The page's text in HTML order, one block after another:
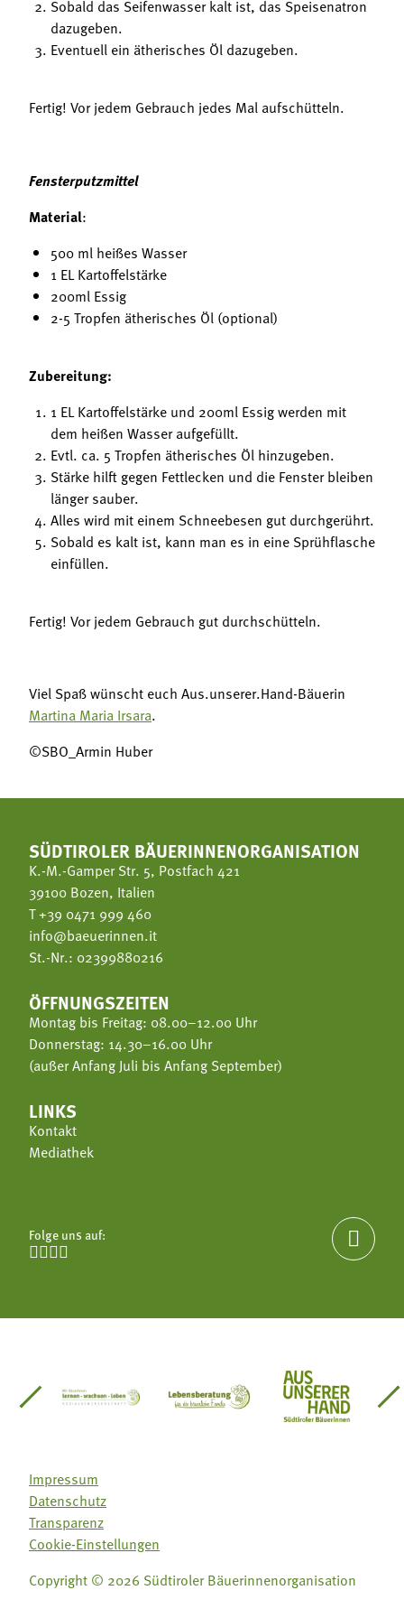
Sobald das Seifenwasser kalt ist, das Speisenatron
dazugeben.
Eventuell ein ätherisches Öl dazugeben.
Fertig! Vor jedem Gebrauch jedes Mal aufschütteln.
Fensterputzmittel
Material:
500 ml heißes Wasser
1 EL Kartoffelstärke
200ml Essig
2-5 Tropfen ätherisches Öl (optional)
Zubereitung:
1 EL Kartoffelstärke und 200ml Essig werden mit
dem heißen Wasser aufgefüllt.
Evtl. ca. 5 Tropfen ätherisches Öl hinzugeben.
Stärke hilft gegen Fettlecken und die Fenster bleiben
länger sauber.
Alles wird mit einem Schneebesen gut durchgerührt.
Sobald es kalt ist, kann man es in eine Sprühflasche
einfüllen.
Fertig! Vor jedem Gebrauch gut durchschütteln.
Viel Spaß wünscht euch Aus.unserer.Hand-Bäuerin
Martina Maria Irsara.
©SBO_Armin Huber
SÜDTIROLER BÄUERINNENORGANISATION
K.-M.-Gamper Str. 5, Postfach 421
39100 Bozen, Italien
T+39 0471 999 460
info@baeuerinnen.it
St.-Nr.: 02399880216
ÖFFNUNGSZEITEN
Montag bis Freitag: 08.00–12.00 Uhr
Donnerstag: 14.30–16.00 Uhr
(außer Anfang Juli bis Anfang September)
LINKS
Kontakt
Mediathek
Folge uns auf:


Südtirol
Gärtnervereinigung
Sozialgenossenschaft Mit Bäuerinnen lernen -
Lebensberatung für dieAus unserer
Impressum
Datenschutz
Transparenz
Cookie-Einstellungen
Copyright © 2026 Südtiroler Bäuerinnenorganisation